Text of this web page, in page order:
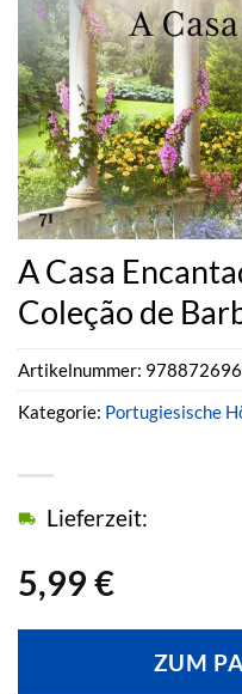
A Casa
Coleção de
5,99 €
Lieferzeit:
ZUM
Artikelnummer:
Kategorie: Portugiesische